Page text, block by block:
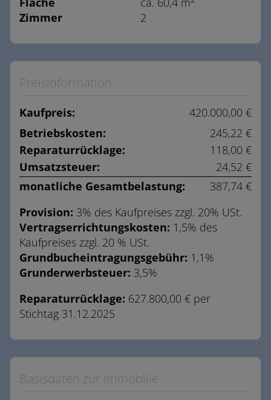
Zimmer 2
Preisinformation
Kaufpreis:
420.000,00 €
Betriebskosten:
245,22 €
Reparaturrücklage:
118,00 €
Umsatzsteuer:
24,52 €
monatliche Gesamtbelastung:
387,74 €
Provision: 3% des Kaufpreises zzgl. 20% USt.
Vertragserrichtungskosten: 1,5% des
Kaufpreises zzgl. 20 % USt.
Grundbucheintragungsgebühr: 1,1%
Grunderwerbsteuer: 3,5%
Reparaturrücklage: 627.800,00 € per
Stichtag 31.12.2025
Basisdaten zur Immobilie